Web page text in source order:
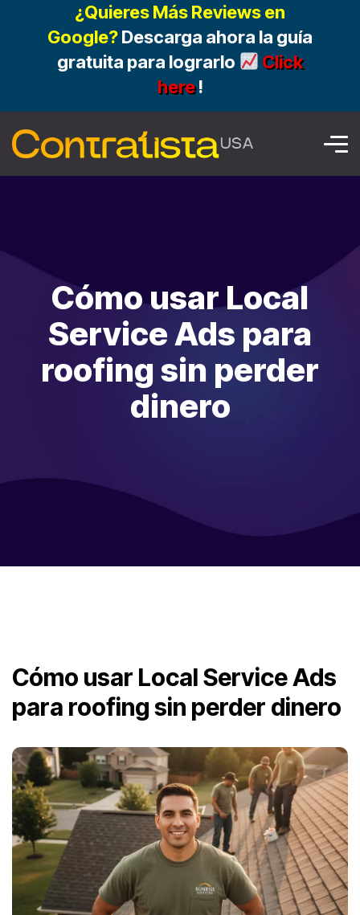
¿Quieres Más Reviews en
Google?Descarga ahora la guía
gratuita para lograrlo
Click
here!
Cómo usar Local
Service Ads para
roofing sin perder
dinero
Cómo usar Local Service Ads
para roofing sin perder dinero